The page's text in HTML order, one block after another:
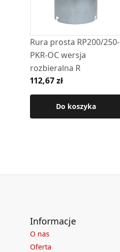
Rura prosta RP200/250-
PKR-OC wersja
rozbieralna R
112,67 zł
Do koszyka
Informacje
O nas
Oferta